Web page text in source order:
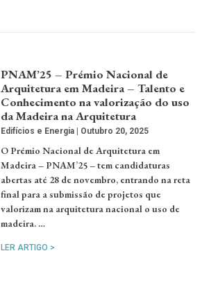
PNAM’25 – Prémio Nacional de
Arquitetura em Madeira – Talento e
Conhecimento na valorização do uso
da Madeira na Arquitetura
Edifícios e Energia Outubro 20, 2025
O Prémio Nacional de Arquitetura em
Madeira – PNAM’25 – tem candidaturas
abertas até 28 de novembro, entrando na reta
final para a submissão de projetos que
valorizam na arquitetura nacional o uso de
madeira. …
LER ARTIGO >